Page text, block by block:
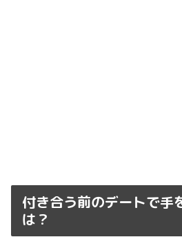
付き合う前のデートで手
は？